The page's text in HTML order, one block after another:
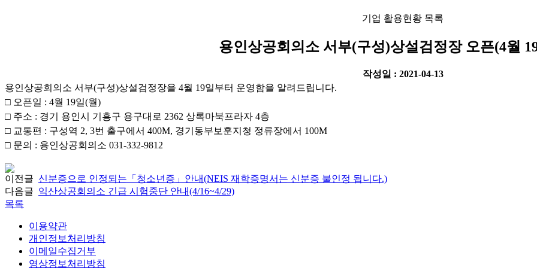
기업 활용현황 목록
용인상공회의소 서부(구성)상설검정장 오픈(4월
작성일 : 2021-04-13
용인상공회의소 서부(구성)상설검정장을 4월 19일부터 운영함을 알려드립니다.
□ 오픈일 : 4월 19일(월)
□ 주소 : 경기 용인시 기흥구 용구대로 2362 상록마북프라자 4층
□ 교통편 : 구성역 2, 3번 출구에서 400M, 경기동부보훈지청 정류장에서 100M
□ 문의 : 용인상공회의소 031-332-9812
이전글 신분증으로 인정되는「청소년증」안내(NEIS 재학증명서는 신분증 불인정 됩니다.)
다음글 익산상공회의소 긴급 시험중단 안내(4/16~4/29)
목록
이용약관
개인정보처리방침
이메일수집거부
영상정보처리방침